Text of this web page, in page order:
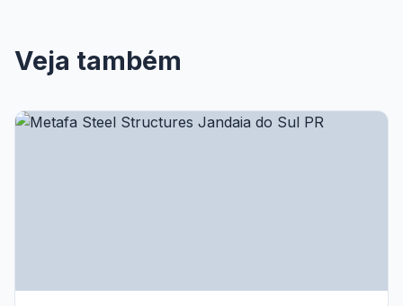
Veja também